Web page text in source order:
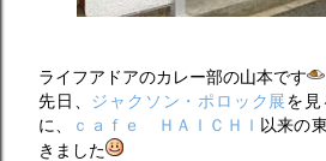
ライフアドアのカレー部の山本です
先日、 ジャクソン・ポロック展 を
に、
ｃａｆｅ ＨＡＩＣＨＩ 以来の
きました